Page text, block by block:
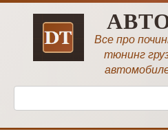
Перейти
Все про
тюнинг
Поиск: